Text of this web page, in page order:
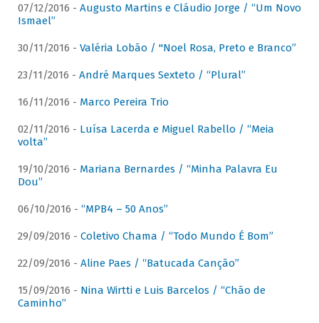
07/12/2016 - Augusto Martins e Cláudio Jorge / “Um Novo
Ismael”
30/11/2016 - Valéria Lobão / "Noel Rosa, Preto e Branco”
23/11/2016 - André Marques Sexteto / “Plural”
16/11/2016 - Marco Pereira Trio
02/11/2016 - Luísa Lacerda e Miguel Rabello / “Meia
volta”
19/10/2016 - Mariana Bernardes / “Minha Palavra Eu
Dou”
06/10/2016 - “MPB4 – 50 Anos”
29/09/2016 - Coletivo Chama / “Todo Mundo É Bom”
22/09/2016 - Aline Paes / “Batucada Canção”
15/09/2016 - Nina Wirtti e Luis Barcelos / “Chão de
Caminho”